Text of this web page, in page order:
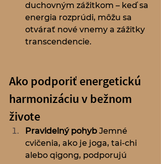
duchovným zážitkom – keď sa
energia rozprúdi, môžu sa
otvárať nové vnemy a zážitky
transcendencie.
Ako podporiť energetickú
harmonizáciu v bežnom
živote
Pravidelný pohyb Jemné
cvičenia, ako je joga, tai-chi
alebo qigong, podporujú